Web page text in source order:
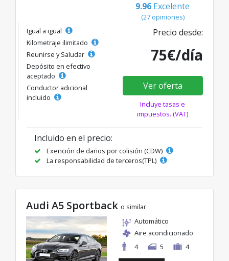
9.96 Excelente
(27 opiniones)
Igual a igual
Kilometraje ilimitado
Reunirse y Saludar
Depósito en efectivo
aceptado
Conductor adicional
incluido
Precio desde:
75€/día
Ver oferta
Incluye tasas e
impuestos. (VAT)
Incluido en el precio:
Exención de daños por colisión (CDW)
La responsabilidad de terceros(TPL)
Audi A5 Sportback o similar
Automático
Aire acondicionado
4
5 4